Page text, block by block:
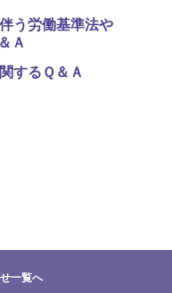
う労働基準法や
Ａ
するＱ＆Ａ
一覧へ